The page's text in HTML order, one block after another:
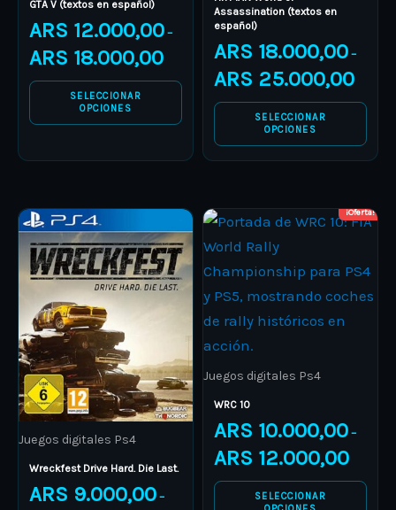
GTA V (textos en español)
ARS 12.000,00 –
ARS 18.000,00
SELECCIONAR
OPCIONES
on
the
product
page
Assassination (textos en
español)
ARS 18.000,00 –
ARS 25.000,00
SELECCIONAR
OPCIONES
on
the
product
page
Juegos digitales Ps4
Wreckfest Drive Hard. Die Last.
ARS 9.000,00 –
Price
range:
ARS 9.000,00
through
ARS 25.000,00
This
product
has
multiple
variants.
The
options
may
be
chosen
on
the
¡Oferta!
Juegos digitales Ps4
WRC 10
ARS 10.000,00 –
ARS 12.000,00
Price
range:
ARS
SELECCIONAR
This
product
has
multiple
variants.
The
options
chosen
on
the